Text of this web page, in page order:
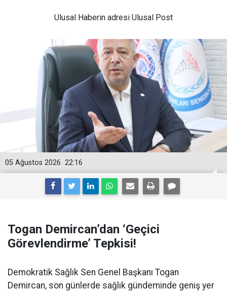
Ulusal Haberin adresi Ulusal Post
22:16
05 Ağustos 2026
Togan Demircan’dan ‘Geçici
Görevlendirme’ Tepkisi!
Demokratik Sağlık Sen Genel Başkanı Togan
Demircan, son günlerde sağlık gündeminde geniş yer